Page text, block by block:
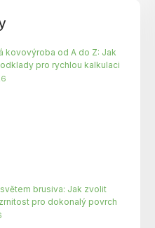
kovovýroba od A do Z: Jak
pro rychlou kalkulaci
brusiva: Jak zvolit
pro dokonalý povrch